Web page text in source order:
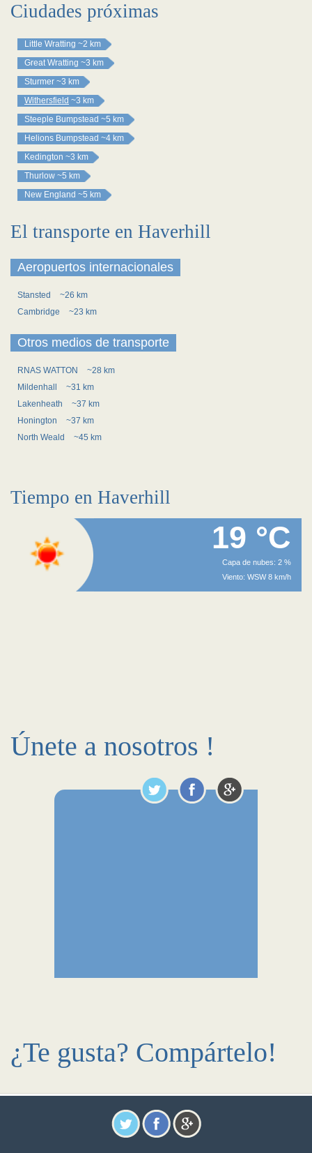
Ciudades próximas
Little Wratting ~2 km
Great Wratting ~3 km
Sturmer ~3 km
Withersfield ~3 km
Steeple Bumpstead ~5 km
Helions Bumpstead ~4 km
Kedington ~3 km
Thurlow ~5 km
New England ~5 km
El transporte en Haverhill
Aeropuertos internacionales
Stansted
~26 km
Cambridge
~23 km
Otros medios de transporte
RNAS WATTON
~28 km
Mildenhall
~31 km
Lakenheath
~37 km
Honington
~37 km
North Weald
~45 km
Tiempo en Haverhill
19 °C
Capa de nubes: 2 %
Viento: WSW 8 km/h
Únete a nosotros !
¿Te gusta? Compártelo!